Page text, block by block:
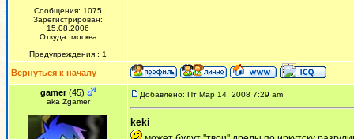
Сообщения: 1075
Зарегистрирован:
15.08.2006
Откуда: москва
Предупреждения : 1
Вернуться к началу
gamer(45)
aka Zgamer
Добавлено: Пт Мар 14, 2008 7:29 am
keki